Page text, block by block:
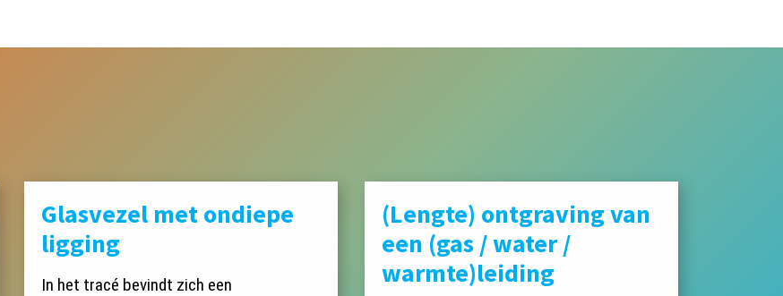
Glasvezel met ondiepe
ligging
In het tracé bevindt zich een
(Lengte) ontgraving van
een (gas / water /
warmte)leiding